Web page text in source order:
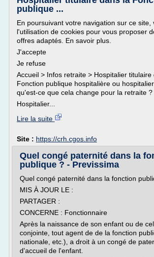
publique ...
En poursuivant votre navigation sur ce site,
l'utilisation de cookies pour vous proposer
offres adaptés. En savoir plus.
J'accepte
Je refuse
Accueil > Infos retraite > Hospitalier titulaire
Fonction publique hospitalière ou
qu'est-ce que cela change pour la retraite ?
Hospitalier...
Lire la suite
Site : https://crh.cgos.info
Quel congé paternité dans la
publique ? - Previssima
Quel congé paternité dans la fonction
MIS À JOUR LE :
PARTAGER :
CONCERNE : Fonctionnaire
Après la naissance de son enfant ou de
conjointe, tout agent de de la fonction
nationale, etc.), a droit à un congé de
d'accueil de l'enfant.